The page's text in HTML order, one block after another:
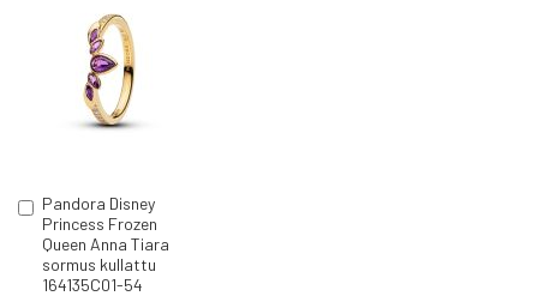
Pandora Disney
Princess Frozen
Queen Anna Tiara
sormus kullattu
164135C01-54
Lisää
ostoskoriin